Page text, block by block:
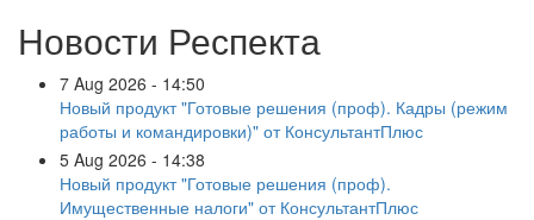
Новости Респекта
7 Aug 2026 - 14:50
Новый продукт "Готовые решения (проф). Кадры (режим
работы и командировки)" от КонсультантПлюс
5 Aug 2026 - 14:38
Новый продукт "Готовые решения (проф).
Имущественные налоги" от КонсультантПлюс